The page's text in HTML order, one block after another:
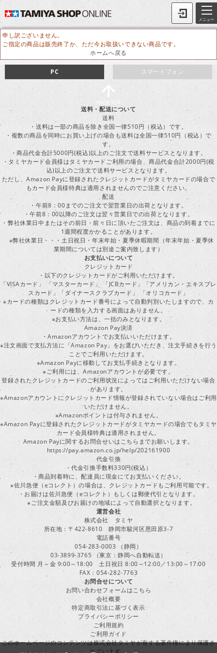
メニュー
申し訳ございません。
ご指定の商品は販売終了か、ただ今お取扱いできない商品です。
ホームへ戻る
スマートフォン
PC
送料・配送について
送料
・送料は一部の商品を除き全国一律510円（税込）です。
・複数の商品を同時にお買い上げの場合も送料は全国一律510円（税込）で
す。
・商品代金合計5000円(税込)以上のご注文で送料サービスとなります。
・タミヤカード会員様はタミヤカードご利用の場合、商品代金合計2000円(税
込)以上のご注文で送料サービスとなります。
ただし、Amazon Payに登録されたクレジットカードがタミヤカードの場合で
もカード会員様特典は適用されませんのでご注意ください。
配送
・午前8：00までのご注文で翌営業日の出荷となります。
・午前8：00以降のご注文は翌々営業日での出荷となります。
・弊社休業日中またはその前日・前々日に頂いたご注文は、商品の到着までに
1週間程度かかることがあります。
※弊社休業日・・・土日祝日・年末年始・夏季休暇期間（年末年始・夏季休
業期間については別途ご案内致します）
お支払いについて
クレジットカード
・以下のクレジットカードがご利用いただけます。
「VISAカード」 「マスターカード」 「JCBカード」「アメリカン・エキスプレ
スカード」「ダイナースクラブカード」 「オリコカード」
※カードの種類はクレジットカード番号によって自動判別いたしますので、カ
ードの種類を入力する画面はありません。
※お支払い方法は、一括のみとなります。
Amazon Pay決済
・Amazonアカウントでお支払いいただけます。
※注文画面で支払方法に「Amazon Pay」をお選びいただき、注文手続きを行う
ことでご利用いただけます。
※Amazon Payに移動してお支払手続きとなります。
※ご利用には、Amazonアカウントが必要です。
登録されたクレジットカードのご利用状況によってはご利用いただけない場合
があります。
※Amazonアカウントにクレジットカード情報が登録されていない場合はご利用
いただけません。
※Amazonポイントは付与されません。
※Amazon Payに登録されたクレジットカードがタミヤカードの場合でもタミヤ
カード会員様特典は適用されません。
Amazon Payに関するお問合せいはこちらまでお願いします。
https://pay.amazon.co.jp/help/202161900
代金引換
・代金引換手数料330円(税込）
・商品到着時に、配達員に現金にてお支払いください。
※佐川急便（eコレクト）の場合は、クレジットカードもご利用可能です。
・お届けは佐川急便（eコレクト）もしくは郵便代引となります。
※ご注文金額及びお届けの地域によって自動選択となります。
運営会社
株式会社 タミヤ
所在地：〒422-8610 静岡市駿河区恩田原3-7
電話番号
054-283-0003 （静岡）
03-3899-3765 （東京：静岡へ自動転送）
受付時間 月～金 9:00～18:00 土日祝日 8:00～12:00／13:00～17:00
FAX：054-282-7763
お問合せについて
お問い合わせフォームはこちら
会社概要
特定商取引法に基づく表示
プライバシーポリシー
ご利用規約
ご利用ガイド
このホームページのコンテンツは株式会社タミヤが有する著作権により保護さ
れています。